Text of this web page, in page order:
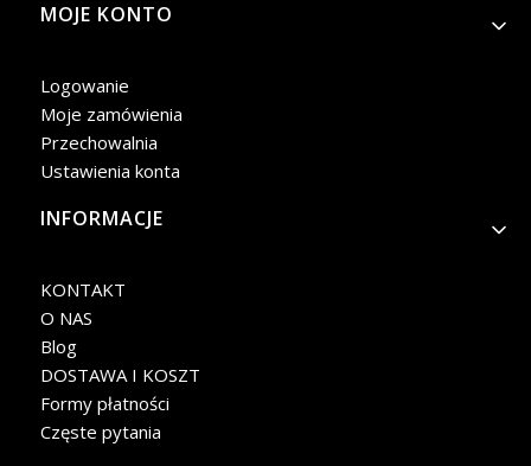
MOJE KONTO
Logowanie
Moje zamówienia
Przechowalnia
Ustawienia konta
INFORMACJE
KONTAKT
O NAS
Blog
DOSTAWA I KOSZT
Formy płatności
Częste pytania